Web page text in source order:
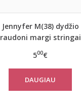
Jennyfer M(38) dydžio
raudoni margi stringai
500€
DAUGIAU